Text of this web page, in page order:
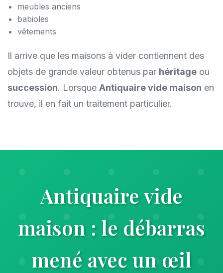
meubles anciens
babioles
vêtements
Il arrive que les maisons à vider contiennent des
objets de grande valeur obtenus par héritage ou
succession. Lorsque Antiquaire vide maison en
trouve, il en fait un traitement particulier.
Antiquaire vide
maison : le débarras
mené avec un œil